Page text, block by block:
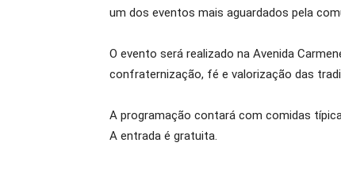
um dos eventos mais aguardados pela
O evento será realizado na Avenida
confraternização, fé e valorização das
A programação contará com comidas
A entrada é gratuita.